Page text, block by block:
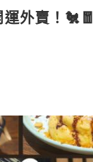
外賣！🐔🧧